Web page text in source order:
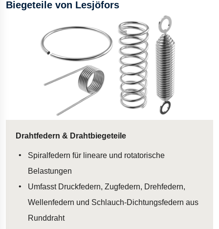
Biegeteile von Lesjöfors
Drahtfedern & Drahtbiegeteile
Spiralfedern für lineare und rotatorische
Belastungen
Umfasst Druckfedern, Zugfedern, Drehfedern,
Wellenfedern und Schlauch-Dichtungsfedern aus
Runddraht